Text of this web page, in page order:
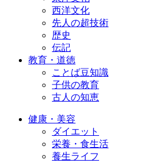
西洋文化
先人の超技術
歴史
伝記
教育・道徳
ことば豆知識
子供の教育
古人の知恵
健康・美容
ダイエット
栄養・食生活
養生ライフ